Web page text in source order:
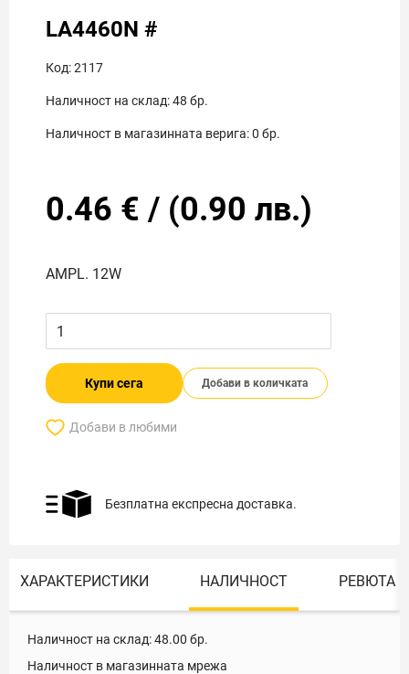
LA4460N #
Код:2117
Наличност на склад:48 бр.
Наличност в магазинната верига:0 бр.
0.46 € / (0.90 лв.)
AMPL. 12W
Купи сега Добави в количката
Добави в любими
Безплатна експресна доставка.
ХАРАКТЕРИСТИКИ НАЛИЧНОСТ РЕВЮТА
Наличност на склад:48.00 бр.
Наличност в магазинната мрежа